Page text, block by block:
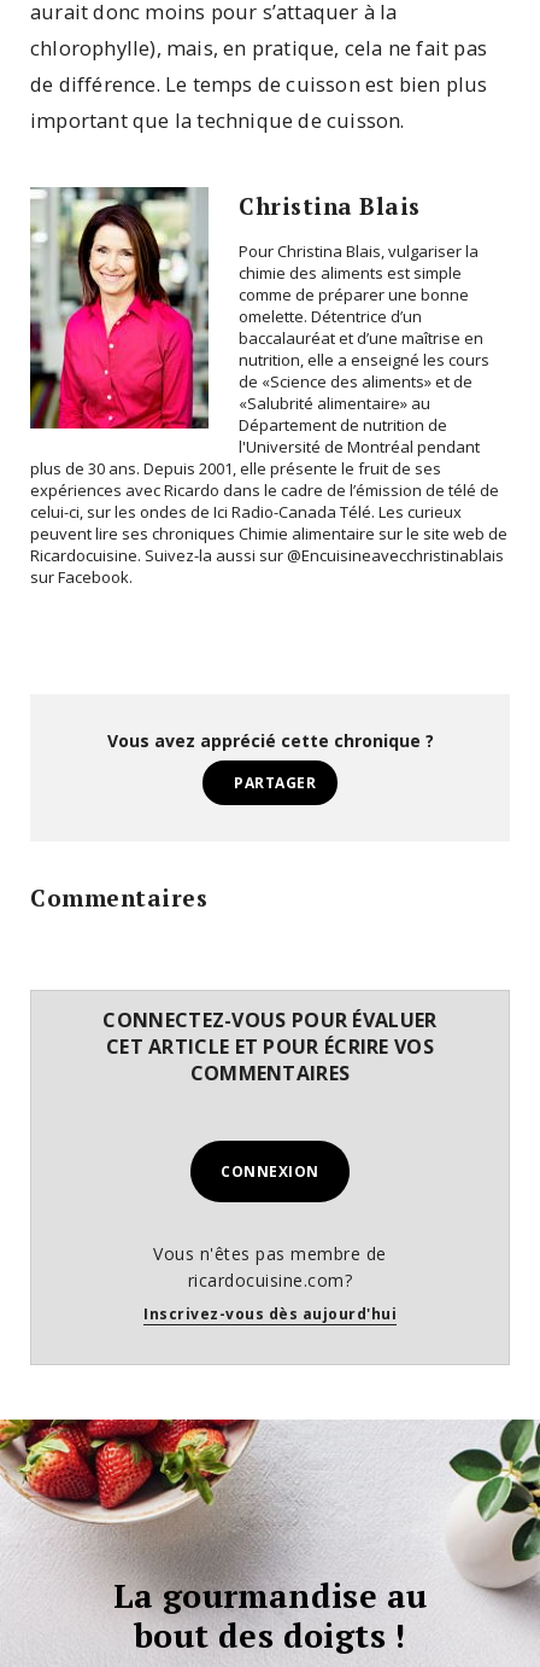
aurait donc moins pour s’attaquer à la
chlorophylle), mais, en pratique, cela ne fait pas
de différence. Le temps de cuisson est bien plus
important que la technique de cuisson.
Christina Blais
Pour Christina Blais, vulgariser la
chimie des aliments est simple
comme de préparer une bonne
omelette. Détentrice d’un
baccalauréat et d’une maîtrise en
nutrition, elle a enseigné les cours
de «Science des aliments» et de
«Salubrité alimentaire» au
Département de nutrition de
l'Université de Montréal pendant
plus de 30 ans. Depuis 2001, elle présente le fruit de ses
expériences avec Ricardo dans le cadre de l’émission de télé de
celui-ci, sur les ondes de Ici Radio-Canada Télé. Les curieux
peuvent lire ses chroniques Chimie alimentaire sur le site web de
Ricardocuisine. Suivez-la aussi sur @Encuisineavecchristinablais
sur Facebook.
Vous avez apprécié cette chronique ?
PARTAGER
Commentaires
CONNECTEZ-VOUS POUR ÉVALUER
CET ARTICLE ET POUR ÉCRIRE VOS
COMMENTAIRES
CONNEXION
Vous n'êtes pas membre de
ricardocuisine.com?
Inscrivez-vous dès aujourd'hui
La gourmandise au
bout des doigts !